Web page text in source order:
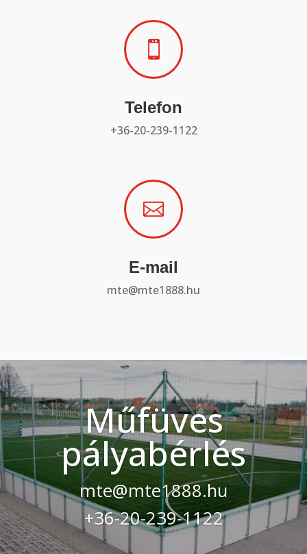

Telefon
+36-20-239-1122

E-mail
mte@mte1888.hu
Műfüves
pályabérlés
mte@mte1888.hu
+36-20-239-1122